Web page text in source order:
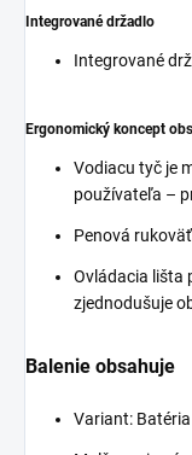
Integrované držadlo
Integrované
Ergonomický koncept
Vodiacu tyč je
používateľa –
Penová
Ovládacia lišta
zjednodušuje
Balenie obsahuje
Variant: